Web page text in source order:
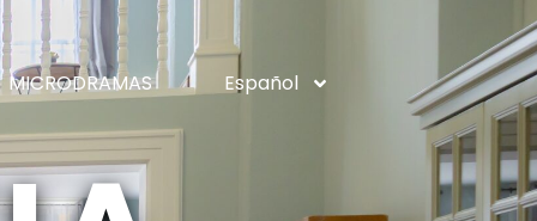
MICRODRAMAS Español